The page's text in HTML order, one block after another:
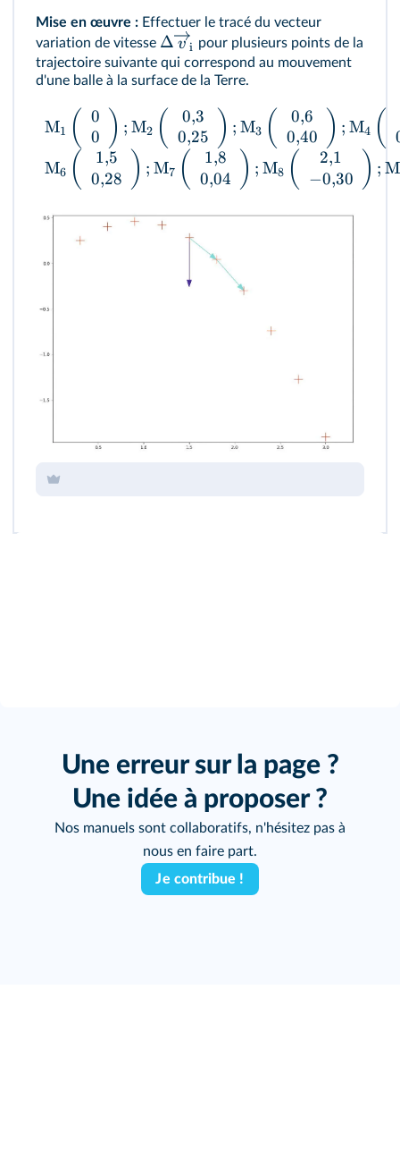
Mise en œuvre : Effectuer le tracé du vecteur
variation de vitesse Δ v i pour plusieurs points de la
trajectoire suivante qui correspond au mouvement
d'une balle à la surface de la Terre.
M1 (
0
0
) ; M2 ( 0,3
0,25 ) ; M3 ( 0,6
0,40 ) ; M4 (
M6 ( 1,5
0,28 ) ; M7 ( 1,8
0,04 ) ; M8 ( 2,1
−0,30 ) ; M
Une erreur sur la page ?
Une idée à proposer ?
Nos manuels sont collaboratifs, n'hésitez pas à
nous en faire part.
Je contribue !